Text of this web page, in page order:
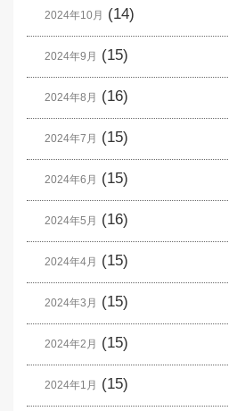
2024年10月 (14)
2024年9月 (15)
2024年8月 (16)
2024年7月 (15)
2024年6月 (15)
2024年5月 (16)
2024年4月 (15)
2024年3月 (15)
2024年2月 (15)
2024年1月 (15)